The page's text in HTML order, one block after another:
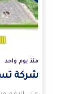
منذ يوم واحد
شركة